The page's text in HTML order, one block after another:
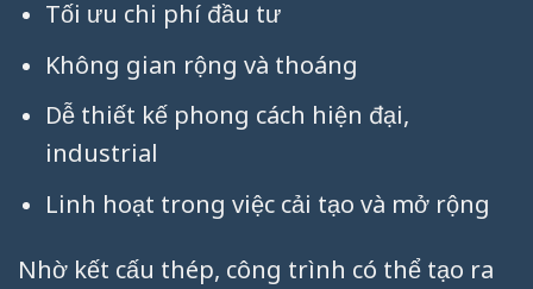
Tối ưu chi phí đầu tư
Không gian rộng và thoáng
Dễ thiết kế phong cách hiện đại,
industrial
Linh hoạt trong việc cải tạo và mở rộng
Nhờ kết cấu thép, công trình có thể tạo ra